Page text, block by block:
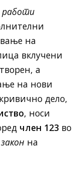
на
вклучени
а
на нови
дело,
, носи
член 123 во
на